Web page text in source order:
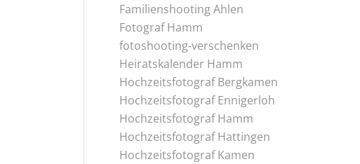
Familienshooting Ahlen
Fotograf Hamm
fotoshooting-verschenken
Heiratskalender Hamm
Hochzeitsfotograf Bergkamen
Hochzeitsfotograf Ennigerloh
Hochzeitsfotograf Hamm
Hochzeitsfotograf Hattingen
Hochzeitsfotograf Kamen